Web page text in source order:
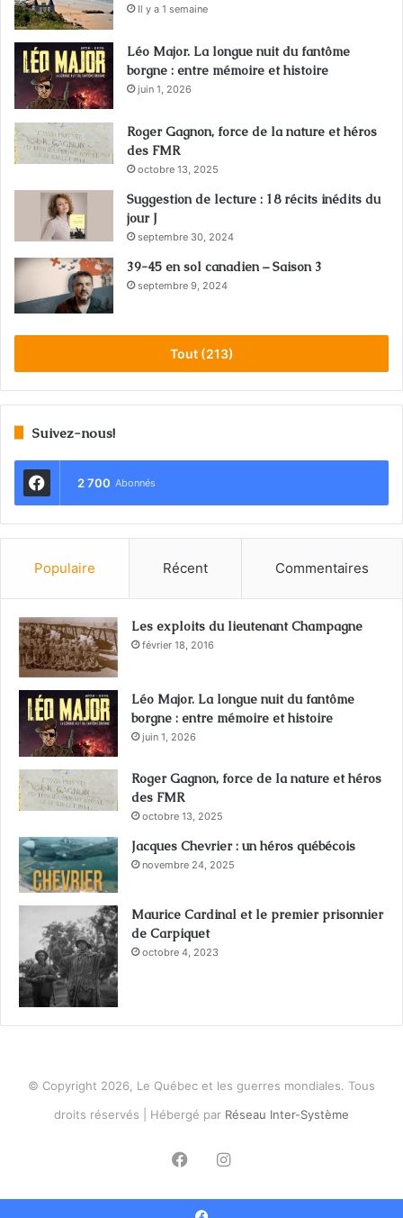
Il y a 1 semaine
Léo Major. La longue nuit du fantôme
borgne : entre mémoire et histoire
juin 1, 2026
Roger Gagnon, force de la nature et héros
des FMR
octobre 13, 2025
Suggestion de lecture : 18 récits inédits du
jour J
septembre 30, 2024
39-45 en sol canadien – Saison 3
septembre 9, 2024
Tout (213)
Suivez-nous!
2 700 Abonnés
Populaire Récent Commentaires
Les exploits du lieutenant Champagne
février 18, 2016
Léo Major. La longue nuit du fantôme
borgne : entre mémoire et histoire
juin 1, 2026
Roger Gagnon, force de la nature et héros
des FMR
octobre 13, 2025
Jacques Chevrier : un héros québécois
novembre 24, 2025
Maurice Cardinal et le premier prisonnier
de Carpiquet
octobre 4, 2023
© Copyright 2026, Le Québec et les guerres mondiales. Tous
droits réservés | Hébergé par Réseau Inter-Système
FacebookInstagram